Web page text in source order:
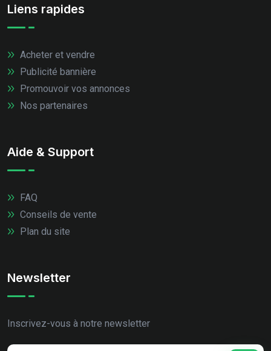
Liens rapides
Acheter et vendre
Publicité bannière
Promouvoir vos annonces
Nos partenaires
Aide & Support
FAQ
Conseils de vente
Plan du site
Newsletter
Inscrivez-vous à notre newsletter